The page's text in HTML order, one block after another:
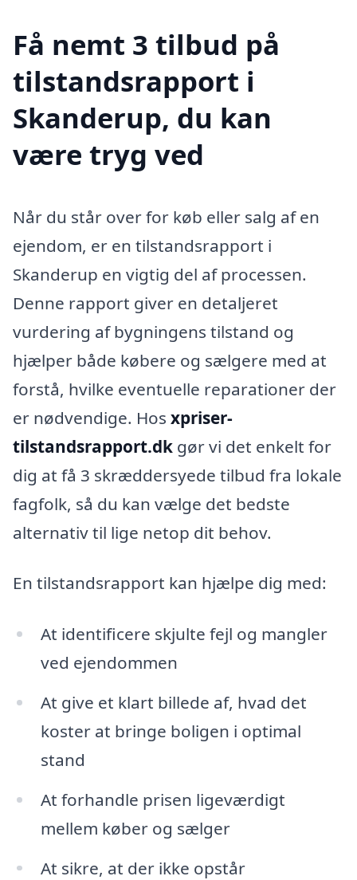
Få nemt 3 tilbud på
tilstandsrapport i
Skanderup, du kan
være tryg ved
Når du står over for køb eller salg af en
ejendom, er en tilstandsrapport i
Skanderup en vigtig del af processen.
Denne rapport giver en detaljeret
vurdering af bygningens tilstand og
hjælper både købere og sælgere med at
forstå, hvilke eventuelle reparationer der
er nødvendige. Hos xpriser-
tilstandsrapport.dk gør vi det enkelt for
dig at få 3 skræddersyede tilbud fra lokale
fagfolk, så du kan vælge det bedste
alternativ til lige netop dit behov.
En tilstandsrapport kan hjælpe dig med:
At identificere skjulte fejl og mangler
ved ejendommen
At give et klart billede af, hvad det
koster at bringe boligen i optimal
stand
At forhandle prisen ligeværdigt
mellem køber og sælger
At sikre, at der ikke opstår